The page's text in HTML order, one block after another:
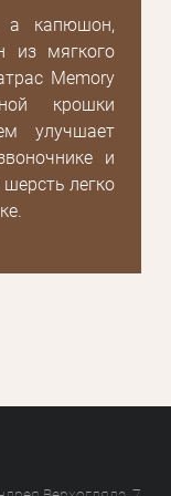
а капюшон,
из мягкого
Memory
крошки
улучшает
и
легко